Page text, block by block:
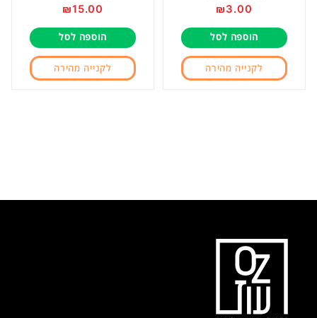
דורג
0
₪3.00
הוספה לסל
לקנייה מהירה
דורג
0
₪15.00
הוספה לסל
לקנייה מהירה